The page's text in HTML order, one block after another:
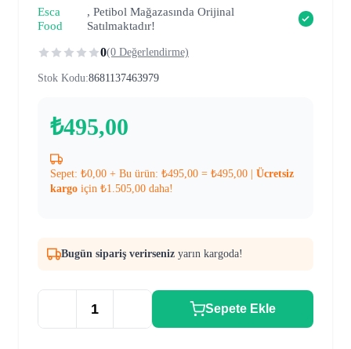
Esca
Food
, Petibol Mağazasında Orijinal
Satılmaktadır!
0(0 Değerlendirme)
Stok Kodu:8681137463979
₺495,00
Sepet: ₺0,00 + Bu ürün: ₺495,00 = ₺495,00
Ücretsiz
kargo için ₺1.505,00 daha!
Bugün sipariş verirseniz yarın kargoda!
Sepete Ekle